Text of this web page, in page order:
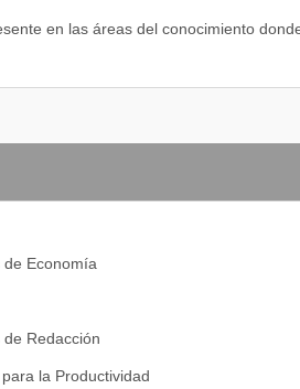
en las áreas del conocimiento
de Economía
Redacción
la Productividad